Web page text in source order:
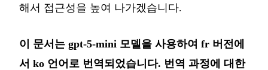
해서 접근성을 높여 나가겠습니다.
이 문서는 gpt-5-mini 모델을 사용하여 fr 버전에
서 ko 언어로 번역되었습니다. 번역 과정에 대한